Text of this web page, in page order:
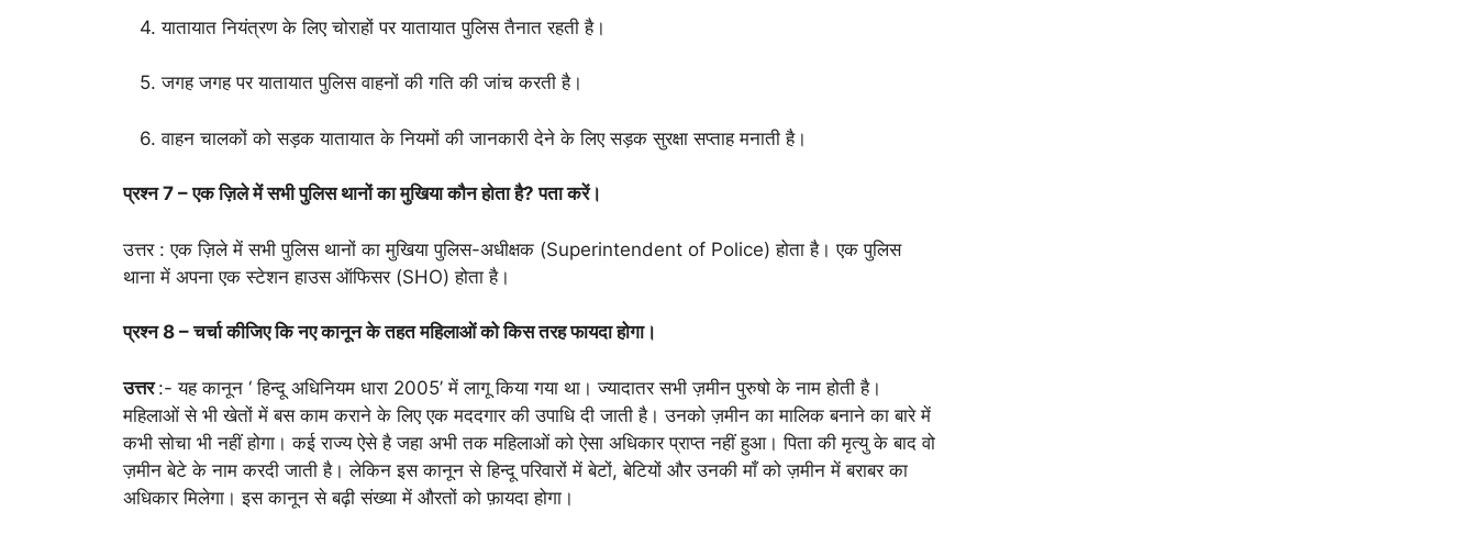
4. यातायात नियंत्रण के लिए चोराहों पर यातायात पुलिस तैनात रहती है।
5. जगह जगह पर यातायात पुलिस वाहनों की गति की जांच करती है।
6. वाहन चालकों को सड़क यातायात के नियमों की जानकारी देने के लिए सड़क सुरक्षा सप्ताह मनाती है।
प्रश्न 7 – एक ज़िले में सभी पुलिस थानों का मुखिया कौन होता है? पता करें।
उत्तर : एक ज़िले में सभी पुलिस थानों का मुखिया पुलिस-अधीक्षक (Superintendent of Police) होता है। एक पुलिस
थाना में अपना एक स्टेशन हाउस ऑफिसर (SHO) होता है।
प्रश्न 8 – चर्चा कीजिए कि नए कानून के तहत महिलाओं को किस तरह फायदा होगा।
उत्तर:- यह कानून ‘ हिन्दू अधिनियम धारा 2005’ में लागू किया गया था। ज्यादातर सभी ज़मीन पुरुषो के नाम होती है।
महिलाओं से भी खेतों में बस काम कराने के लिए एक मददगार की उपाधि दी जाती है। उनको ज़मीन का मालिक बनाने का बारे में
कभी सोचा भी नहीं होगा। कई राज्य ऐसे है जहा अभी तक महिलाओं को ऐसा अधिकार प्राप्त नहीं हुआ। पिता की मृत्यु के बाद वो
ज़मीन बेटे के नाम करदी जाती है। लेकिन इस कानून से हिन्दू परिवारों में बेटों, बेटियों और उनकी माँ को ज़मीन में बराबर का
अधिकार मिलेगा। इस कानून से बढ़ी संख्या में औरतों को फ़ायदा होगा।